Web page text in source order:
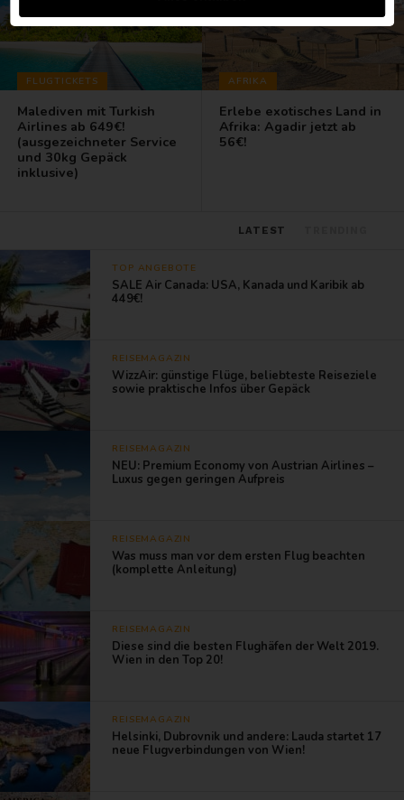
FLUGTICKETS
Malediven mit Turkish
Airlines ab 649€!
(ausgezeichneter Service
und 30kg Gepäck
inklusive)
AFRIKA
Erlebe exotisches Land in
Afrika: Agadir jetzt ab
56€!
LATEST
TOP ANGEBOTE
SALE Air Canada: USA, Kanada und Karibik ab
449€!
REISEMAGAZIN
WizzAir: günstige Flüge, beliebteste Reiseziele
sowie praktische Infos über Gepäck
REISEMAGAZIN
NEU: Premium Economy von Austrian Airlines –
Luxus gegen geringen Aufpreis
REISEMAGAZIN
Was muss man vor dem ersten Flug beachten
(komplette Anleitung)
REISEMAGAZIN
Diese sind die besten Flughäfen der Welt 2019.
Wien in den Top 20!
REISEMAGAZIN
Helsinki, Dubrovnik und andere: Lauda startet 17
neue Flugverbindungen von Wien!